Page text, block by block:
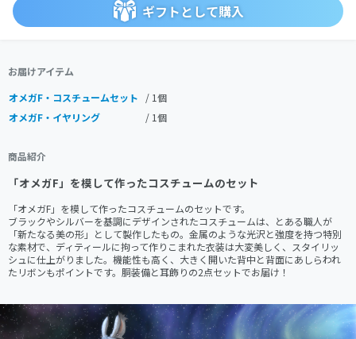
ギフトとして購入
お届けアイテム
オメガF・コスチュームセット
/ 1個
オメガF・イヤリング
/ 1個
商品紹介
「オメガF」を模して作ったコスチュームのセット
「オメガF」を模して作ったコスチュームのセットです。
ブラックやシルバーを基調にデザインされたコスチュームは、とある職人が
「新たなる美の形」として製作したもの。金属のような光沢と強度を持つ特別
な素材で、ディティールに拘って作りこまれた衣装は大変美しく、スタイリッ
シュに仕上がりました。機能性も高く、大きく開いた背中と背面にあしらわれ
たリボンもポイントです。胴装備と耳飾りの2点セットでお届け！